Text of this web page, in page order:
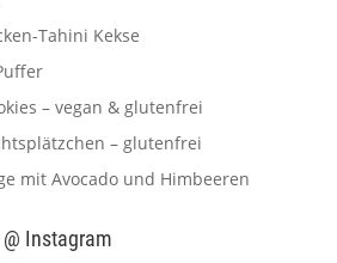
Tahini Kekse
– vegan & glutenfrei
– glutenfrei
mit Avocado und Himbeeren
@ Instagram